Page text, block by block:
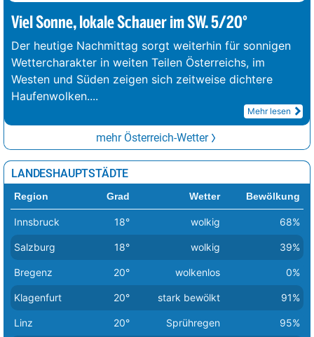
Viel Sonne, lokale Schauer im SW. 5/20°
Der heutige Nachmittag sorgt weiterhin für sonnigen
Wettercharakter in weiten Teilen Österreichs, im
Westen und Süden zeigen sich zeitweise dichtere
Haufenwolken....
Mehr lesen
mehr Österreich-Wetter
LANDESHAUPTSTÄDTE
Region Grad Wetter Bewölkung
Innsbruck 18° wolkig 68%
Salzburg 18° wolkig 39%
Bregenz 20° wolkenlos 0%
Klagenfurt 20° stark bewölkt 91%
Linz 20° Sprühregen 95%